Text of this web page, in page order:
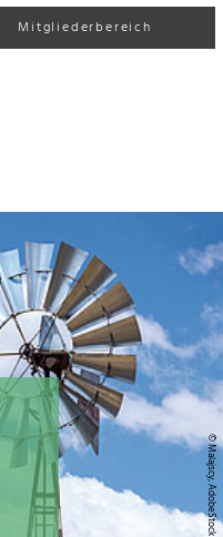
Mitgliederbereich
© Malajscy, AdobeStock